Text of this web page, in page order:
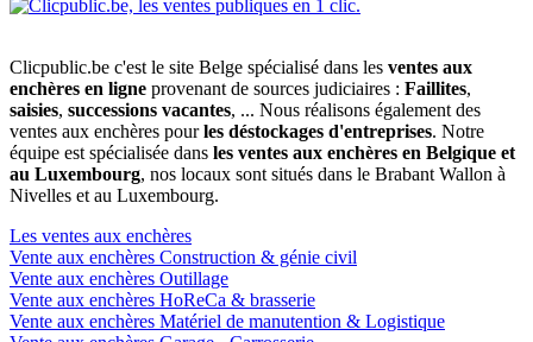
Clicpublic.be c'est le site Belge spécialisé dans les ventes aux
enchères en ligne provenant de sources judiciaires : Faillites,
saisies, successions vacantes, ... Nous réalisons également des
ventes aux enchères pourles déstockages d'entreprises. Notre
équipe est spécialisée dans les ventes aux enchères en Belgique et
au Luxembourg, nos locaux sont situés dans le Brabant Wallon à
Nivelles et au Luxembourg.
Les ventes aux enchères
Vente aux enchères Construction & génie civil
Vente aux enchères Outillage
Vente aux enchères HoReCa & brasserie
Vente aux enchères Matériel de manutention & Logistique